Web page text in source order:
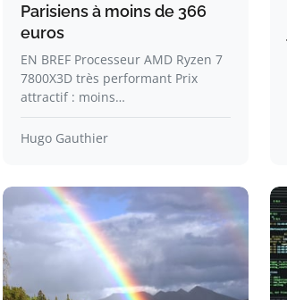
Parisiens à moins de 366
euros
EN BREF Processeur AMD Ryzen 7
7800X3D très performant Prix
attractif : moins…
Hugo Gauthier